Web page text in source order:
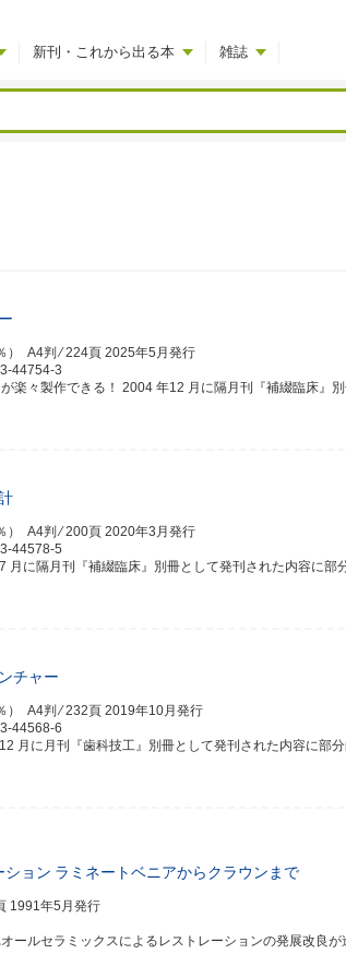
新刊・これから出る本 雑誌
） A4判 ⁄ 224頁 2025年5月発行
44754-3
楽々製作できる！ 2004 年12 月に隔月刊『補綴臨床』
） A4判 ⁄ 200頁 2020年3月発行
44578-5
月に隔月刊『補綴臨床』別冊として発刊された内容に部
チャー
） A4判 ⁄ 232頁 2019年10月発行
44568-6
月に月刊『歯科技工』別冊として発刊された内容に部
ション ラミネートベニアからクラウンまで
1991年5月発行
ールセラミックスによるレストレーションの発展改良が